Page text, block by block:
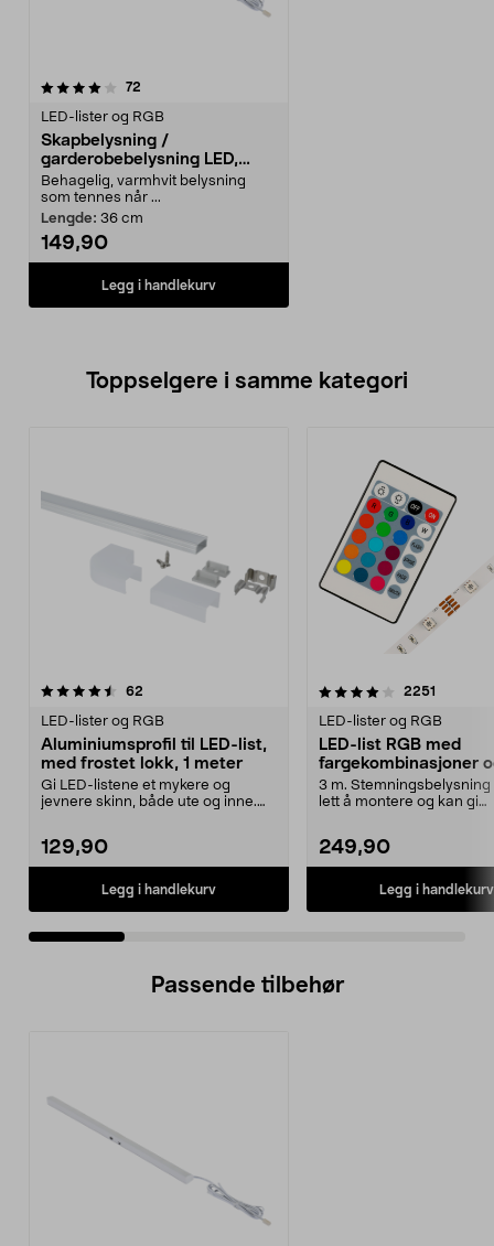
72
LED-lister og RGB
Skapbelysning /
garderobebelysning LED,
med sensor
Behagelig, varmhvit belysning
som tennes når ...
Lengde: 36 cm
149,90
Legg i handlekurv
Toppselgere i samme kategori
62
LED-lister og RGB
Aluminiumsprofil til LED-list,
med frostet lokk, 1 meter
Gi LED-listene et mykere og
jevnere skinn, både ute og inne.
129,90
Legg i handlekurv
4.0 av 5 stjerner 2251
LED-lister og RGB
LED-list RGB med
fargekombinasjoner
fjernkontroll, Cotech
3 m. Stemningsbelysning
lett å montere og kan gi
249,90
Legg i handlekurv
4.5 av 5 stjerner
Passende tilbehør